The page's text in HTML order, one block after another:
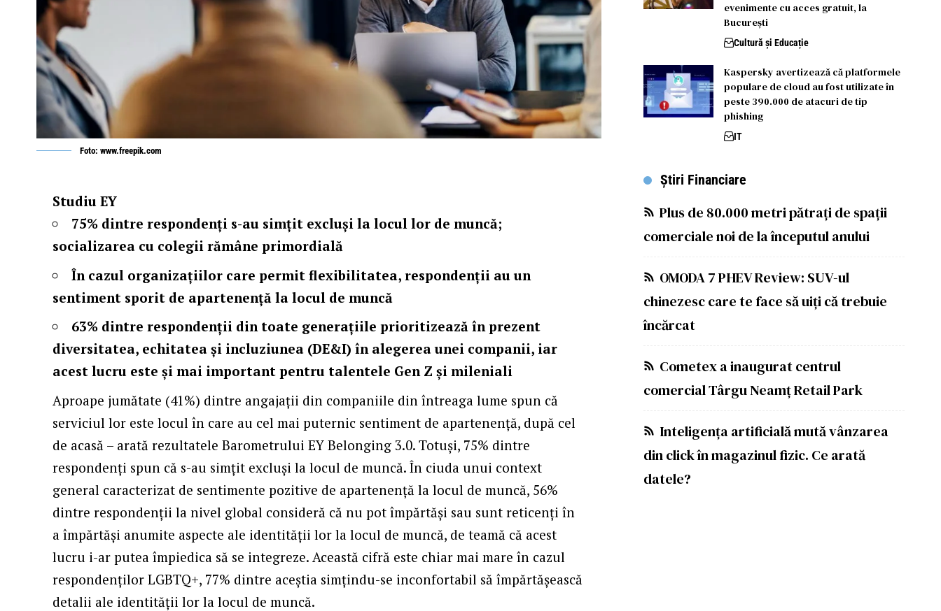
Foto: www.freepik.com
Studiu EY
75% dintre respondenți s-au simțit excluși la locul lor de muncă;
socializarea cu colegii rămâne primordială
În cazul organizațiilor care permit flexibilitatea, respondenții au un
sentiment sporit de apartenență la locul de muncă
63% dintre respondenții din toate generațiile prioritizează în prezent
diversitatea, echitatea și incluziunea (DE&I) în alegerea unei companii, iar
acest lucru este și mai important pentru talentele Gen Z și mileniali
Aproape jumătate (41%) dintre angajaţii din companiile din întreaga lume spun că
serviciul lor este locul în care au cel mai puternic sentiment de apartenență, după cel
de acasă – arată rezultatele Barometrului EY Belonging 3.0. Totuși, 75% dintre
respondenți spun că s-au simțit excluși la locul de muncă. În ciuda unui context
general caracterizat de sentimente pozitive de apartenență la locul de muncă, 56%
dintre respondenții la nivel global consideră că nu pot împărtăși sau sunt reticenți în
a împărtăși anumite aspecte ale identității lor la locul de muncă, de teamă că acest
lucru i-ar putea împiedica să se integreze. Această cifră este chiar mai mare în cazul
respondenților LGBTQ+, 77% dintre aceștia simțindu-se inconfortabil să împărtășească
detalii ale identității lor la locul de muncă.
evenimente cu acces gratuit, la
București
Cultură și Educație
Kaspersky avertizează că platformele
populare de cloud au fost utilizate în
peste 390.000 de atacuri de tip
phishing
IT
Știri Financiare
Plus de 80.000 metri pătrați de spații
comerciale noi de la începutul anului
OMODA 7 PHEV Review: SUV-ul
chinezesc care te face să uiți că trebuie
încărcat
Cometex a inaugurat centrul
comercial Târgu Neamț Retail Park
Inteligența artificială mută vânzarea
din click în magazinul fizic. Ce arată
datele?